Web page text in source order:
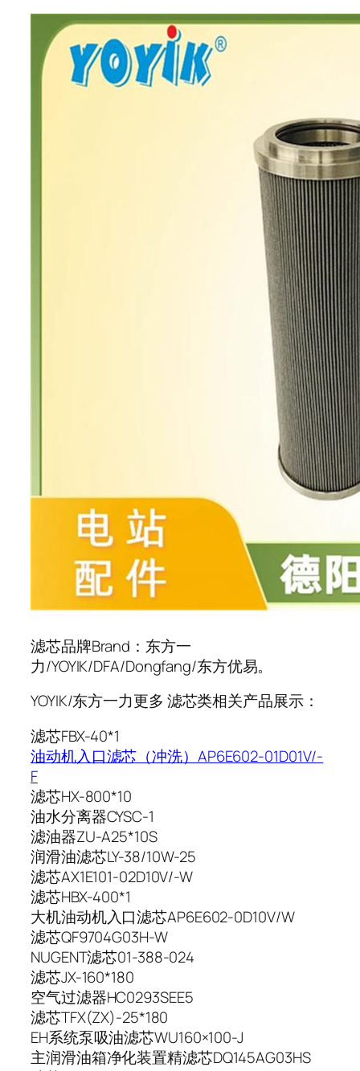
滤芯品牌Brand：东方一
力/YOYIK/DFA/Dongfang/东方优易。
YOYIK/东方一力更多 滤芯类相关产品展示：
滤芯FBX-40*1
油动机入口滤芯（冲洗）AP6E602-01D01V/-
F
滤芯HX-800*10
油水分离器CYSC-1
滤油器ZU-A25*10S
润滑油滤芯LY-38/10W-25
滤芯AX1E101-02D10V/-W
滤芯HBX-400*1
大机油动机入口滤芯AP6E602-0D10V/W
滤芯QF9704G03H-W
NUGENT滤芯01-388-024
滤芯JX-160*180
空气过滤器HC0293SEE5
滤芯TFX(ZX)-25*180
EH系统泵吸油滤芯WU160×100-J
主润滑油箱净化装置精滤芯DQ145AG03HS